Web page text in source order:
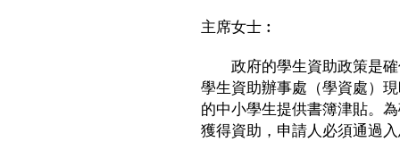
主席女士︰
政府的學生資助政策是確
學生資助辦事處（學資處）
的中小學生提供書簿津貼。
獲得資助，申請人必須通過